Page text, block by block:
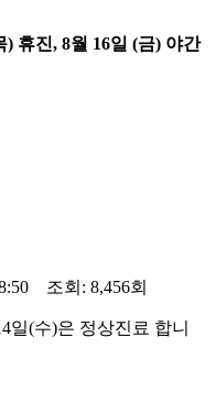
) 휴진, 8월 16일 (금) 야간
조회: 8,456회
일(수)은 정상진료 합니